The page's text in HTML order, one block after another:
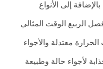
إلى الأنواع
الربيع الوقت المثالي
معتدلة والأجواء
لأجواء حالة وطبيعة